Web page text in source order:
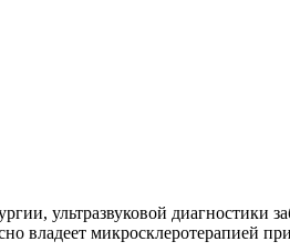
ультразвуковой диагностики
владеет микросклеротерапией